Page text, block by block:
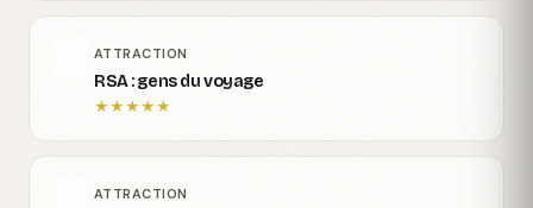
ATTRACTION
RSA : gens du voyage
★★★★★
ATTRACTION